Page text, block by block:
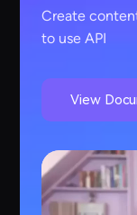
Create
to use API
View